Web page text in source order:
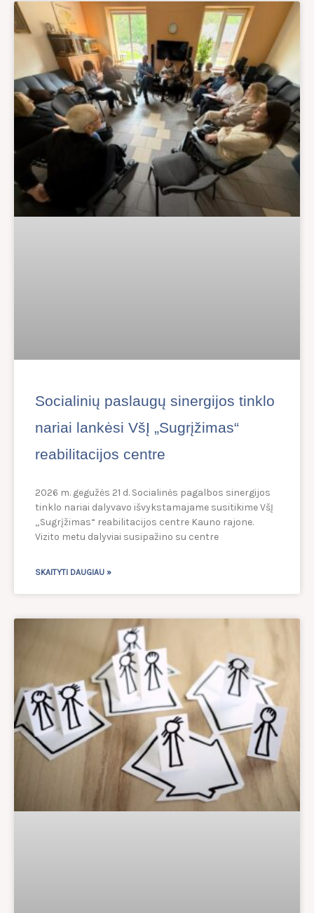
Socialinių paslaugų sinergijos tinklo
nariai lankėsi VšĮ „Sugrįžimas“
reabilitacijos centre
2026 m. gegužės 21 d. Socialinės pagalbos sinergijos
tinklo nariai dalyvavo išvykstamajame susitikime VšĮ
„Sugrįžimas“ reabilitacijos centre Kauno rajone.
Vizito metu dalyviai susipažino su centre
SKAITYTI DAUGIAU »